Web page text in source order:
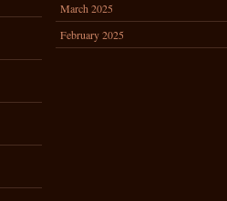
March 2025
February 2025